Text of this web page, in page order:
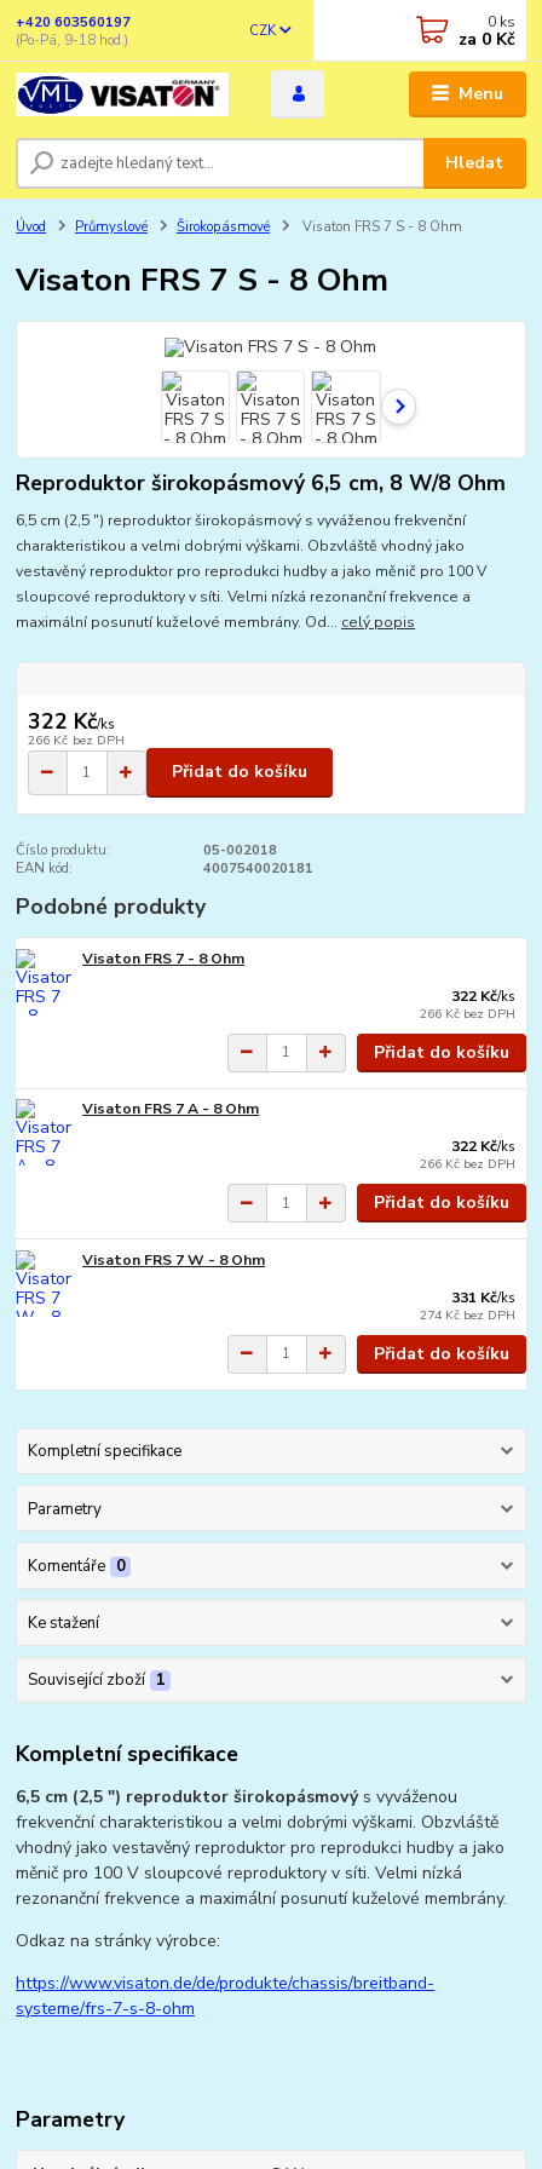
Menu
CZK
Hledat
+420 603560197
(Po-Pá, 9-18 hod.)
0 ks
za 0 Kč
Úvod Průmyslové Širokopásmové Visaton FRS 7 S - 8 Ohm
Visaton FRS 7 S - 8 Ohm
Reproduktor širokopásmový 6,5 cm, 8 W/8 Ohm
6,5 cm (2,5 ") reproduktor širokopásmový s vyváženou frekvenční
charakteristikou a velmi dobrými výškami. Obzvláště vhodný jako
vestavěný reproduktor pro reprodukci hudby a jako měnič pro 100 V
sloupcové reproduktory v síti. Velmi nízká rezonanční frekvence a
maximální posunutí kuželové membrány. Od... celý popis
322 Kč/ks
266 Kč bez DPH
Přidat do košíku
Číslo produktu:
05-002018
EAN kód:
4007540020181
Podobné produkty
Visaton FRS 7 - 8 Ohm
322 Kč/ks
266 Kč bez DPH
Přidat do košíku
Visaton FRS 7 A - 8 Ohm
322 Kč/ks
266 Kč bez DPH
Přidat do košíku
Visaton FRS 7 W - 8 Ohm
331 Kč/ks
274 Kč bez DPH
Přidat do košíku
Kompletní specifikace
Parametry
Komentáře 0
Ke stažení
Související zboží 1
Kompletní specifikace
6,5 cm (2,5 ") reproduktor širokopásmový s vyváženou
frekvenční charakteristikou a velmi dobrými výškami. Obzvláště
vhodný jako vestavěný reproduktor pro reprodukci hudby a jako
měnič pro 100 V sloupcové reproduktory v síti. Velmi nízká
rezonanční frekvence a maximální posunutí kuželové membrány.
Odkaz na stránky výrobce:
https://www.visaton.de/de/produkte/chassis/breitband-
systeme/frs-7-s-8-ohm
Parametry